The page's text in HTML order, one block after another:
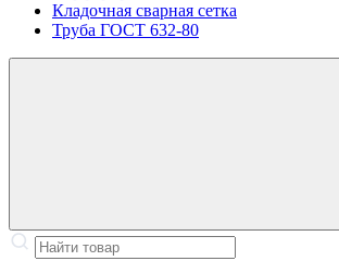
Кладочная сварная сетка
Труба ГОСТ 632-80